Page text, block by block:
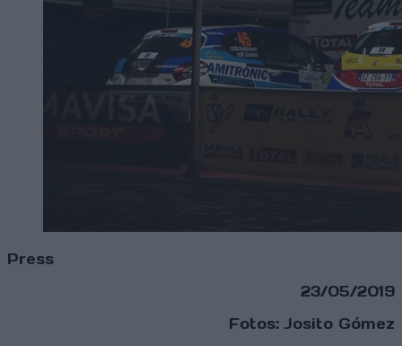
Press
23/05/2019
Fotos: Josito Gómez